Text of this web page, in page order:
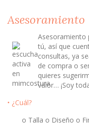
Asesoramiento
Asesoramiento
tú, así que
consultas, ya
de compra o
quieres
valor… ¡Soy
• ¿Cuál?
o Talla o Diseño o